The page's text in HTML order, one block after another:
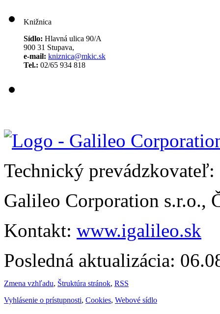
Knižnica
Sídlo: Hlavná ulica 90/A
900 31 Stupava,
e-mail: kniznica@mkic.sk
Tel.: 02/65 934 818
Technický prevádzkovateľ:
Galileo Corporation s.r.o.,
Kontakt: www.igalileo.sk
Posledná aktualizácia:
Zmena vzhľadu, Štruktúra stránok, RSS
Vyhlásenie o prístupnosti, Cookies, Webové sídlo